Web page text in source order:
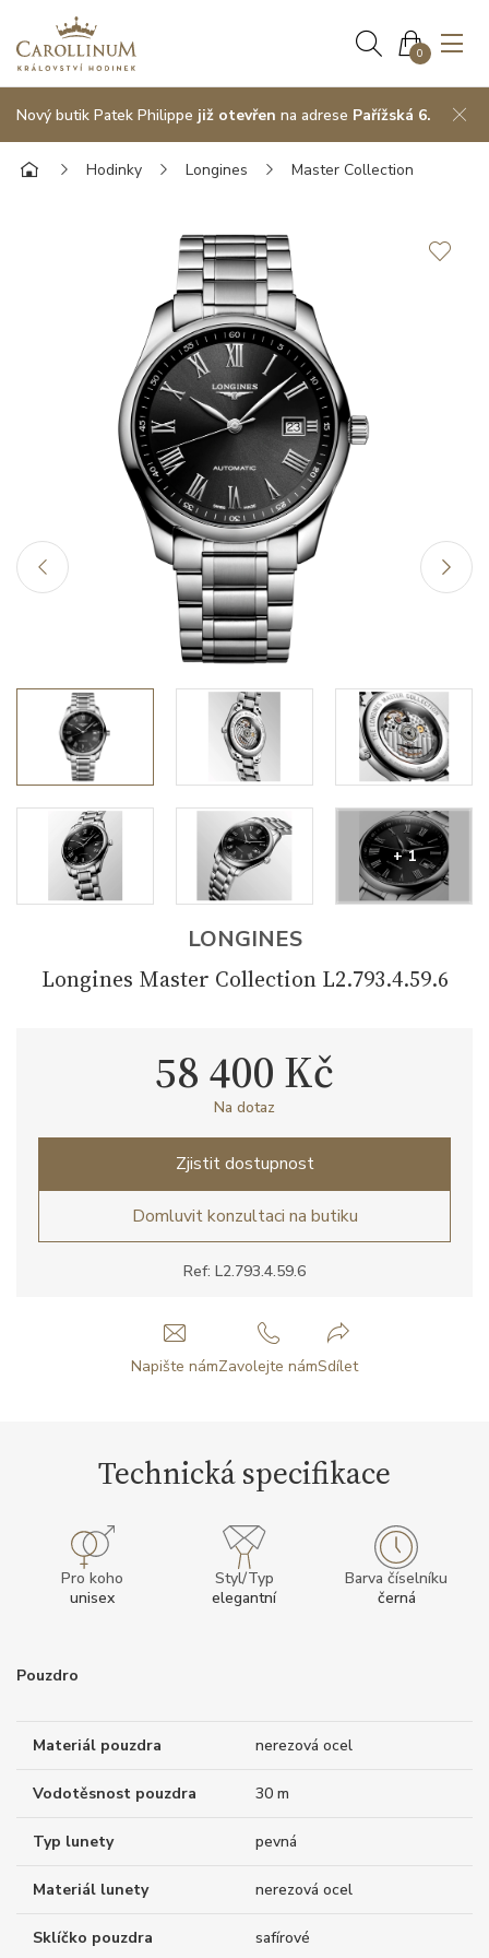
0
Nový butik Patek Philippe již otevřen na adrese Pařížská 6.
Hodinky Longines Master Collection
+ 1
LONGINES
Longines Master Collection L2.793.4.59.6
Ref: L2.793.4.59.6
58 400 Kč
Na dotaz
Zjistit dostupnost
Domluvit konzultaci na butiku
Napište námZavolejte námSdílet
Technická specifikace
Pro koho
unisex
Styl/Typ
elegantní
Barva číselníku
černá
Pouzdro
Materiál pouzdra nerezová ocel
Vodotěsnost pouzdra 30 m
Typ lunety pevná
Materiál lunety nerezová ocel
Sklíčko pouzdra safírové